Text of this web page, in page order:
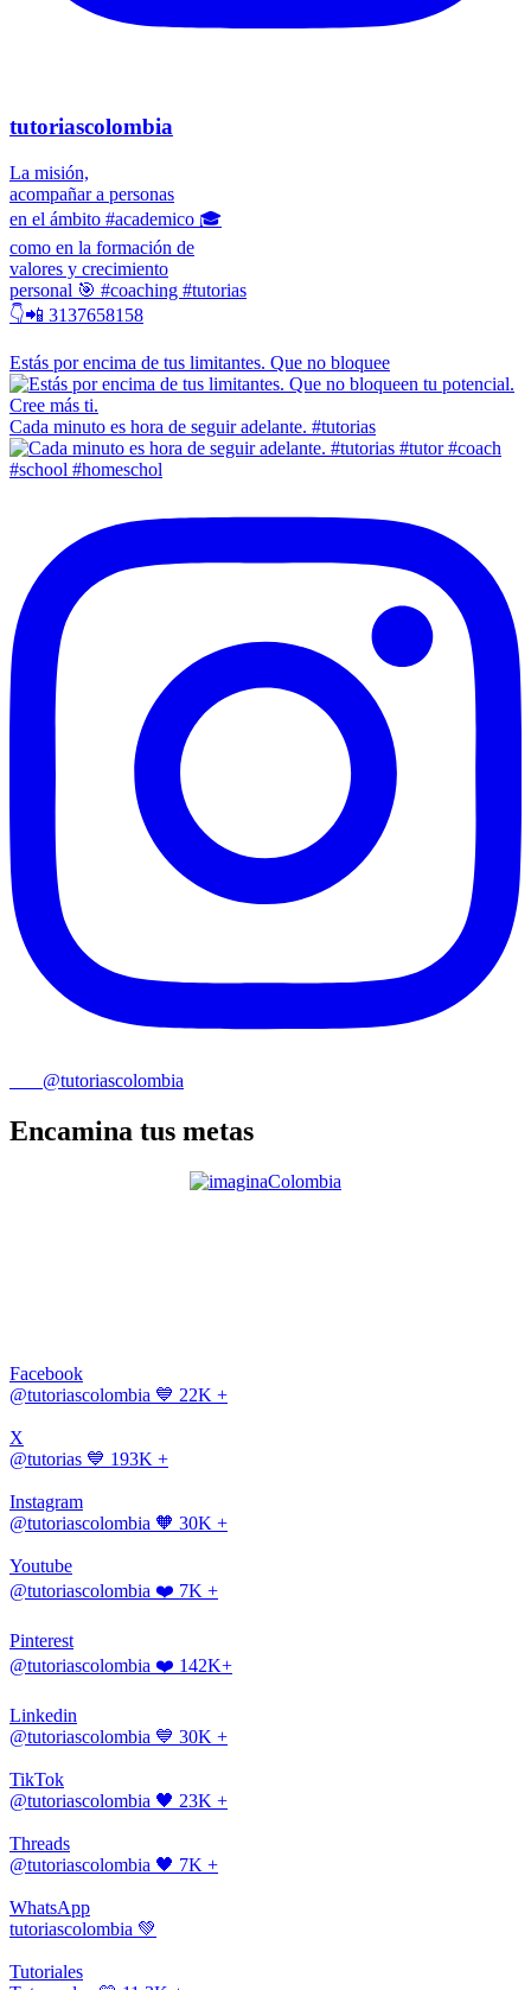
tutoriascolombia
La misión,
acompañar a personas
en el ámbito #academico 🎓
como en la formación de
valores y crecimiento
personal 🎯 #coaching #tutorias
👇📲 3137658158
Estás por encima de tus limitantes. Que no bloquee
Cada minuto es hora de seguir adelante. #tutorias
@tutoriascolombia
Encamina tus metas
Facebook
@tutoriascolombia 💙 22K +
X
@tutorias 💙 193K +
Instagram
@tutoriascolombia 🧡 30K +
Youtube
@tutoriascolombia ❤️ 7K +
Pinterest
@tutoriascolombia ❤️ 142K+
Linkedin
@tutoriascolombia 💙 30K +
TikTok
@tutoriascolombia 🖤 23K +
Threads
@tutoriascolombia 🖤 7K +
WhatsApp
tutoriascolombia 💚
Tutoriales